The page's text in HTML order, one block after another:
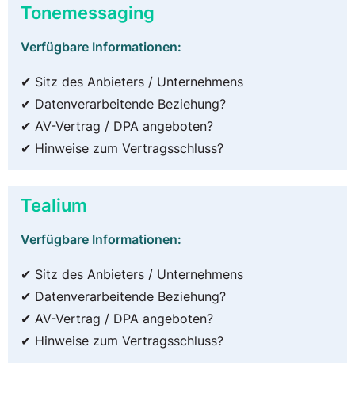
Tonemessaging
Verfügbare Informationen:
✔ Sitz des Anbieters / Unternehmens
✔ Datenverarbeitende Beziehung?
✔ AV-Vertrag / DPA angeboten?
✔ Hinweise zum Vertragsschluss?
Tealium
Verfügbare Informationen:
✔ Sitz des Anbieters / Unternehmens
✔ Datenverarbeitende Beziehung?
✔ AV-Vertrag / DPA angeboten?
✔ Hinweise zum Vertragsschluss?